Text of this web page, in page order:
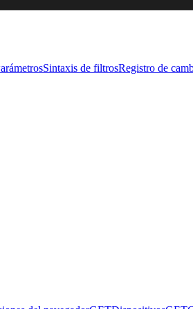
Sintaxis de filtrosRegistro de